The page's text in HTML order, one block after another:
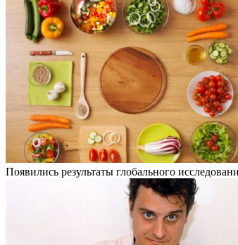
Появились результаты глобального